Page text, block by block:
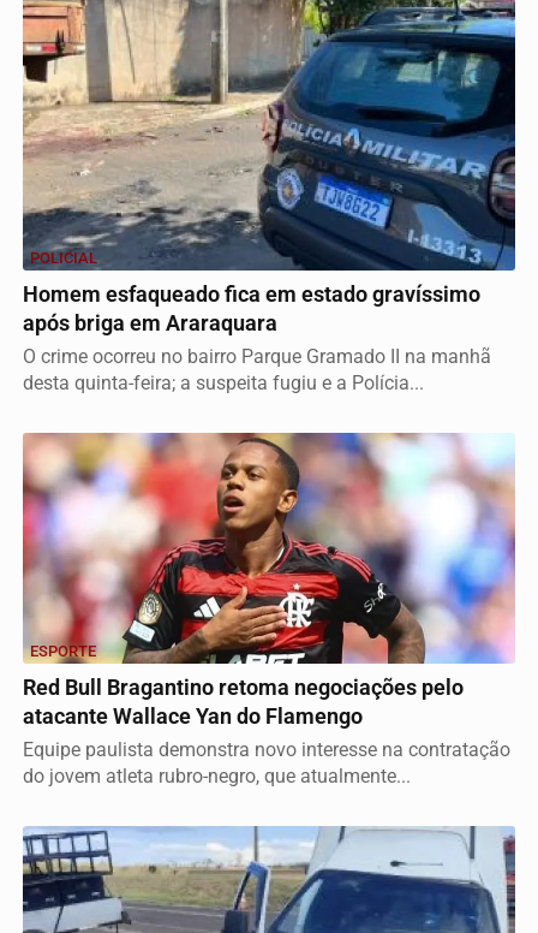
POLICIAL
Homem esfaqueado fica em estado gravíssimo
após briga em Araraquara
O crime ocorreu no bairro Parque Gramado II na manhã
desta quinta-feira; a suspeita fugiu e a Polícia...
ESPORTE
Red Bull Bragantino retoma negociações pelo
atacante Wallace Yan do Flamengo
Equipe paulista demonstra novo interesse na contratação
do jovem atleta rubro-negro, que atualmente...